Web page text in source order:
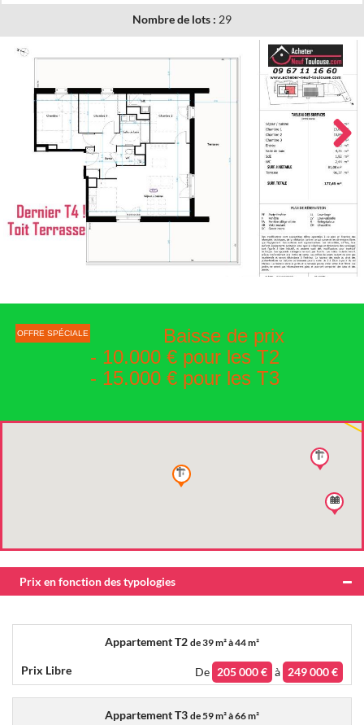
Nombre de lots : 29
Next
OFFRE SPÉCIALE
Baisse de prix
- 10.000 € pour les T2
- 15.000 € pour les T3
Prix en fonction des typologies
Appartement T2 de39 m² à 44 m²
De 205 000 € à 249 000 €
Appartement T3 de59 m² à 66 m²